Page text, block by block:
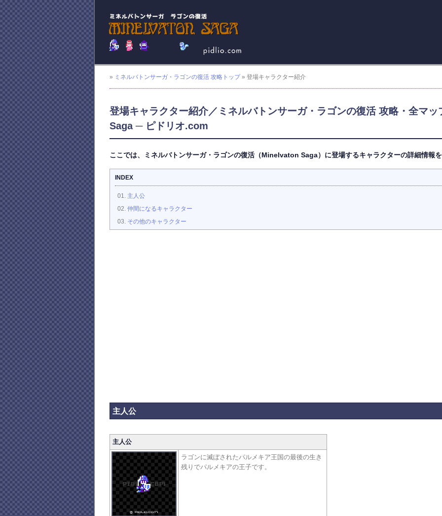
» ミネルバトンサーガ・ラゴンの復活 攻略トップ» 登場キャラクター紹介
登場キャラクター紹介／ミネルバトンサーガ・ラゴンの復活 攻略・全マ
Saga ─ ピドリオ.com
ここでは、ミネルバトンサーガ・ラゴンの復活（Minelvaton Saga）に登場するキャラクターの詳細情報を
INDEX
主人公
仲間になるキャラクター
その他のキャラクター
主人公
主人公
ラゴンに滅ぼされたパルメキア王国の最後の生き
残りでパルメキアの王子です。